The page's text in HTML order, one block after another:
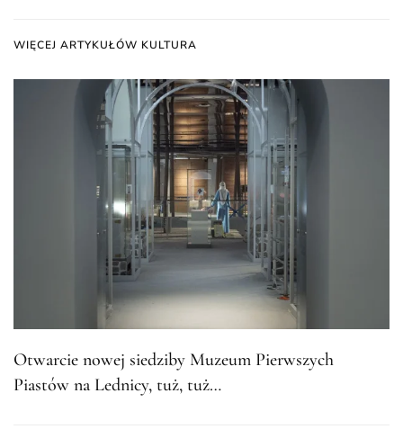
WIĘCEJ ARTYKUŁÓW KULTURA
Otwarcie nowej siedziby Muzeum Pierwszych
Piastów na Lednicy, tuż, tuż…